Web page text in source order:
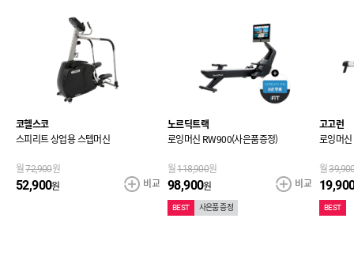
코헬스코
스피리트 상업용 스텝머신
월72,900원
52,900원 비교
노르딕트랙
로잉머신 RW900(사은품증정)
월118,900원
98,900원
BEST 사은품 증정
비교
고고런
로잉머
월
BEST